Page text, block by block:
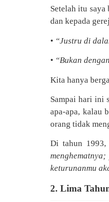
Setelah itu
dan kepada
• “Justru di
• “Bukan
Kita hanya
Sampai hari ini
apa-apa, kalau
orang tidak
Di tahun 1993,
keturunanmu
2. Lima